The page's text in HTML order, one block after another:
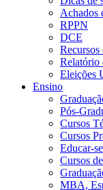
Achados
RPPN
DCE
Recursos
Relatório
Eleições
Ensino
Pós-
Cursos
Cursos
Educar-se
Cursos
MBA,